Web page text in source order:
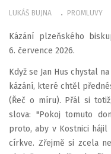
LUKÁŠ BUJNA PROMLUVY
Kázání plzeňského
6. července 2026.
Když se Jan Hus chystal
kázání, které chtěl
(Řeč o míru). Přál si
slova: "Pokoj tomuto
proto, aby v Kostnici
církve. Zřejmě si zcela